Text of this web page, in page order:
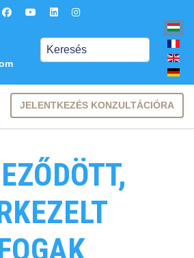
Keresés
JELENTKEZÉS KONZULTÁCIÓRA